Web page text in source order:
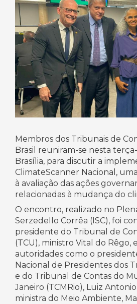
Membros dos Tribunais de
Brasil reuniram-se nesta
Brasília, para discutir a
ClimateScanner Nacional,
à avaliação das ações
relacionadas à mudança do
O encontro, realizado no
Serzedello Corrêa (ISC), foi
presidente do Tribunal de
(TCU), ministro Vital do Rêgo,
autoridades como o
Nacional de Presidentes dos
e do Tribunal de Contas do
Janeiro (TCMRio), Luiz
ministra do Meio Ambiente,